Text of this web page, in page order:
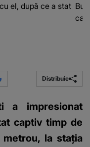
el, după ce a stat
Distribuie
a impresionat
captiv timp de
la stația